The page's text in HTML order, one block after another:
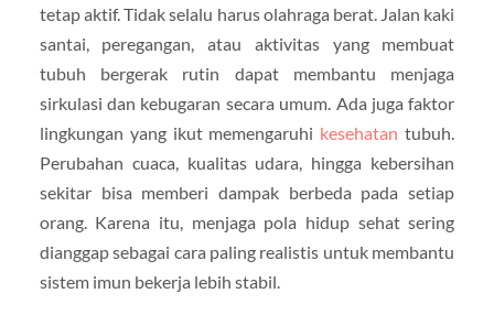
tetap aktif. Tidak selalu harus olahraga berat. Jalan kaki
santai, peregangan, atau aktivitas yang membuat
tubuh bergerak rutin dapat membantu menjaga
sirkulasi dan kebugaran secara umum. Ada juga faktor
lingkungan yang ikut memengaruhi kesehatan tubuh.
Perubahan cuaca, kualitas udara, hingga kebersihan
sekitar bisa memberi dampak berbeda pada setiap
orang. Karena itu, menjaga pola hidup sehat sering
dianggap sebagai cara paling realistis untuk membantu
sistem imun bekerja lebih stabil.